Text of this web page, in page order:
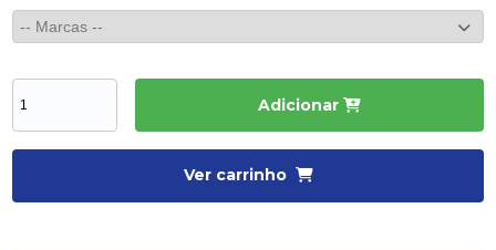
Adicionar
Ver carrinho